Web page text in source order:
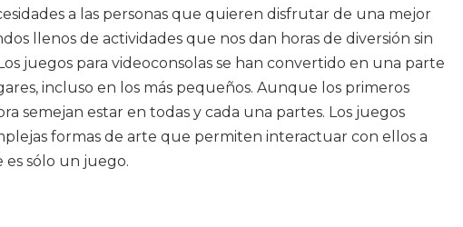
a las personas que quieren disfrutar de una mejor
llenos de actividades que nos dan horas de diversión sin
juegos para videoconsolas se han convertido en una parte
incluso en los más pequeños. Aunque los primeros
semejan estar en todas y cada una partes. Los juegos
formas de arte que permiten interactuar con ellos a
sólo un juego.